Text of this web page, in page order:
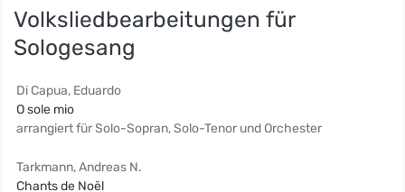
Volksliedbearbeitungen für
Sologesang
Di Capua, Eduardo
O sole mio
arrangiert für Solo-Sopran, Solo-Tenor und Orchester
Tarkmann, Andreas N.
Chants de Noël